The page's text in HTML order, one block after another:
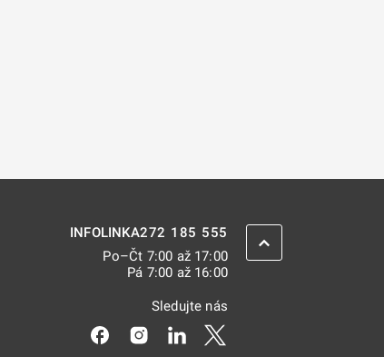
INFOLINKA272 185 555
Po–Čt 7:00 až 17:00
Pá 7:00 až 16:00
Sledujte nás
Odkaz se otevře na nové kartě
Odkaz se otevře na nové kartě
Odkaz se otevře na nové
ZPĚT NAHORU